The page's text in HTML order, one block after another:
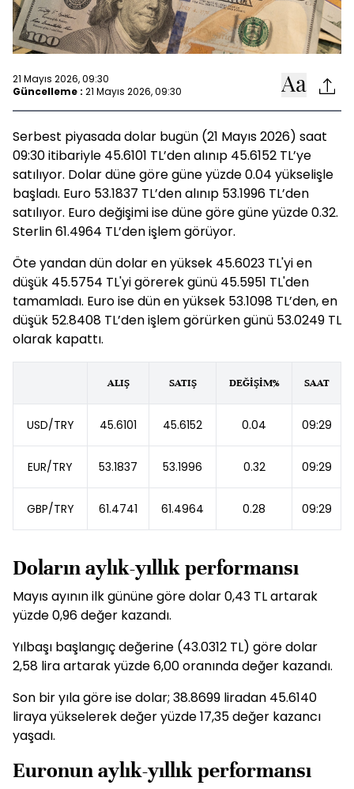
21 Mayıs 2026, 09:30
Güncelleme : 21 Mayıs 2026, 09:30
Serbest piyasada dolar bugün (21 Mayıs 2026) saat
09:30 itibariyle 45.6101 TL’den alınıp 45.6152 TL’ye
satılıyor. Dolar düne göre güne yüzde 0.04 yükselişle
başladı. Euro 53.1837 TL’den alınıp 53.1996 TL’den
satılıyor. Euro değişimi ise düne göre güne yüzde 0.32.
Sterlin 61.4964 TL’den işlem görüyor.
Öte yandan dün dolar en yüksek 45.6023 TL'yi en
düşük 45.5754 TL'yi görerek günü 45.5951 TL'den
tamamladı. Euro ise dün en yüksek 53.1098 TL’den, en
düşük 52.8408 TL’den işlem görürken günü 53.0249 TL
olarak kapattı.
ALIŞ SATIŞ DEĞİŞİM% SAAT
USD/TRY 45.6101 45.6152 0.04 09:29
EUR/TRY 53.1837 53.1996 0.32 09:29
GBP/TRY 61.4741 61.4964 0.28 09:29
Doların aylık-yıllık performansı
Mayıs ayının ilk gününe göre dolar 0,43 TL artarak
yüzde 0,96 değer kazandı.
Yılbaşı başlangıç değerine (43.0312 TL) göre dolar
2,58 lira artarak yüzde 6,00 oranında değer kazandı.
Son bir yıla göre ise dolar; 38.8699 liradan 45.6140
liraya yükselerek değer yüzde 17,35 değer kazancı
yaşadı.
Euronun aylık-yıllık performansı